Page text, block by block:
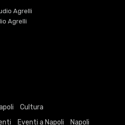
Agrelli
Agrelli
Cultura
Eventi a Napoli Napoli